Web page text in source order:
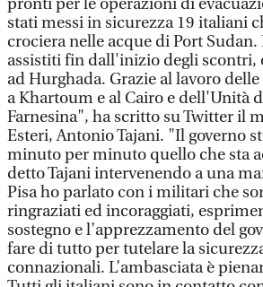
pronti per le operazioni di
stati messi in sicurezza 19 italiani
crociera nelle acque di Port
assistiti fin dall'inizio degli scontri,
ad Hurghada. Grazie al lavoro
a Khartoum e al Cairo e dell'Unità
Farnesina", ha scritto su Twitter il
Esteri, Antonio Tajani. "Il governo
minuto per minuto quello che sta
detto Tajani intervenendo a una
Pisa ho parlato con i militari che
ringraziati ed incoraggiati,
sostegno e l’apprezzamento del
fare di tutto per tutelare la
connazionali. L’ambasciata è